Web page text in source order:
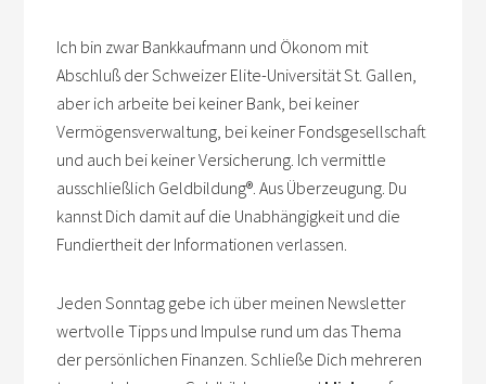
Ich bin zwar Bankkaufmann und Ökonom mit
Abschluß der Schweizer Elite-Universität St. Gallen,
aber ich arbeite bei keiner Bank, bei keiner
Vermögensverwaltung, bei keiner Fondsgesellschaft
und auch bei keiner Versicherung. Ich vermittle
ausschließlich Geldbildung® . Aus Überzeugung. Du
kannst Dich damit auf die Unabhängigkeit und die
Fundiertheit der Informationen verlassen.
Jeden Sonntag gebe ich über meinen Newsletter
wertvolle Tipps und Impulse rund um das Thema
der persönlichen Finanzen. Schließe Dich mehreren